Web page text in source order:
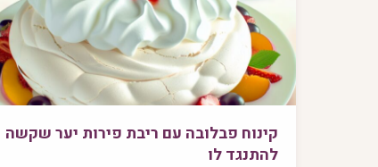
קינוח פבלובה עם ריבת פירות יער שקשה
להתנגד לו